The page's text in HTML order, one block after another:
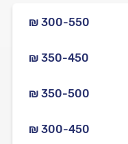
₪ 300-550
₪ 350-450
₪ 350-500
₪ 300-450